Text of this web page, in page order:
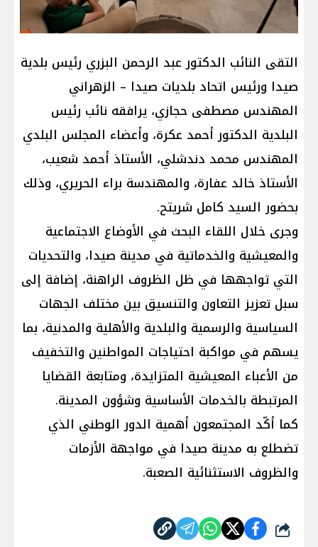
التقى النائب الدكتور عبد الرحمن البزري رئيس بلدية
صيدا ورئيس اتحاد بلديات صيدا – الزهراني
المهندس مصطفى حجازي، يرافقه نائب رئيس
البلدية الدكتور أحمد عكرة، وأعضاء المجلس البلدي
المهندس محمد دندشلي، الأستاذ أحمد شعيب،
الأستاذ خالد عفارة، والمهندسة براء الحريري، وذلك
بحضور السيد كامل شريتح.
وجرى خلال اللقاء البحث في الأوضاع الاجتماعية
والمعيشية والخدماتية في مدينة صيدا، والتحديات
التي تواجهها في ظل الظروف الراهنة، إضافة إلى
سبل تعزيز التعاون والتنسيق بين مختلف الجهات
السياسية والرسمية والبلدية والأهلية والمدنية، بما
يسهم في مواكبة احتياجات المواطنين والتخفيف
من الأعباء المعيشية المتزايدة، ومتابعة القضايا
المرتبطة بالخدمات الأساسية وشؤون المدينة.
كما أكّد المجتمعون أهمية الدور الوطني الذي
تضطلع به مدينة صيدا في مواجهة الأزمات
والظروف الاستثنائية الصعبة.
شارك